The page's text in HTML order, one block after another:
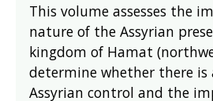
This volume assesses the
nature of the Assyrian
kingdom of Hamat
determine whether there is
Assyrian control and the